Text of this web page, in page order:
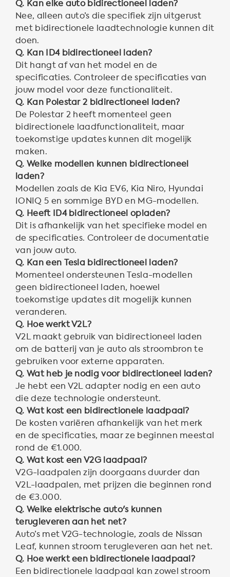
Q. Kan elke auto bidirectioneel laden?
Nee, alleen auto’s die specifiek zijn uitgerust
met bidirectionele laadtechnologie kunnen dit
doen.
Q. Kan ID4 bidirectioneel laden?
Dit hangt af van het model en de
specificaties. Controleer de specificaties van
jouw model voor deze functionaliteit.
Q. Kan Polestar 2 bidirectioneel laden?
De Polestar 2 heeft momenteel geen
bidirectionele laadfunctionaliteit, maar
toekomstige updates kunnen dit mogelijk
maken.
Q. Welke modellen kunnen bidirectioneel
laden?
Modellen zoals de Kia EV6, Kia Niro, Hyundai
IONIQ 5 en sommige BYD en MG-modellen.
Q. Heeft ID4 bidirectioneel opladen?
Dit is afhankelijk van het specifieke model en
de specificaties. Controleer de documentatie
van jouw auto.
Q. Kan een Tesla bidirectioneel laden?
Momenteel ondersteunen Tesla-modellen
geen bidirectioneel laden, hoewel
toekomstige updates dit mogelijk kunnen
veranderen.
Q. Hoe werkt V2L?
V2L maakt gebruik van bidirectioneel laden
om de batterij van je auto als stroombron te
gebruiken voor externe apparaten.
Q. Wat heb je nodig voor bidirectioneel laden?
Je hebt een V2L adapter nodig en een auto
die deze technologie ondersteunt.
Q. Wat kost een bidirectionele laadpaal?
De kosten variëren afhankelijk van het merk
en de specificaties, maar ze beginnen meestal
rond de €1.000.
Q. Wat kost een V2G laadpaal?
V2G-laadpalen zijn doorgaans duurder dan
V2L-laadpalen, met prijzen die beginnen rond
de €3.000.
Q. Welke elektrische auto's kunnen
terugleveren aan het net?
Auto’s met V2G-technologie, zoals de Nissan
Leaf, kunnen stroom terugleveren aan het net.
Q. Hoe werkt een bidirectionele laadpaal?
Een bidirectionele laadpaal kan zowel stroom